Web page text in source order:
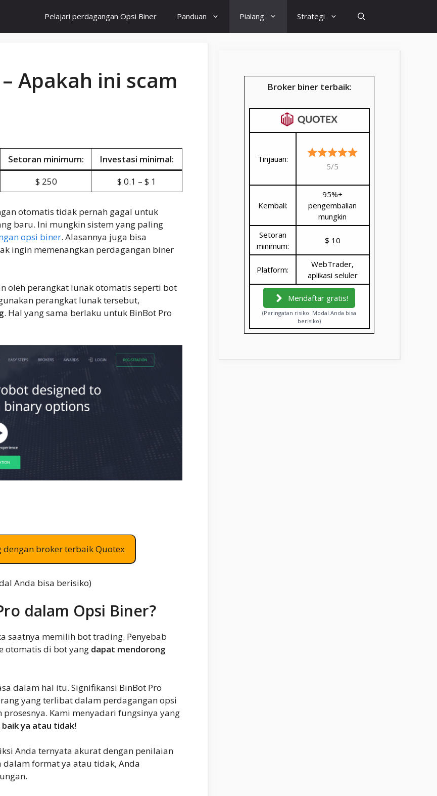
Pelajari perdagangan Opsi Biner Panduan Pialang Strategi
Apakah ini scam
Setoran minimum:
Investasi minimal:
$ 250 $ 0.1 – $ 1
otomatis tidak pernah gagal untuk
baru. Ini mungkin sistem yang paling
opsi biner. Alasannya juga bisa
ingin memenangkan perdagangan biner
oleh perangkat lunak otomatis seperti bot
perangkat lunak tersebut,
. Hal yang sama berlaku untuk BinBot Pro
broker terbaik Quotex
Anda bisa berisiko)
dalam Opsi Biner?
saatnya memilih bot trading. Penyebab
otomatis di bot yang dapat mendorong
dalam hal itu. Signifikansi BinBot Pro
yang terlibat dalam perdagangan opsi
Kami menyadari fungsinya yang
baik ya atau tidak!
Anda ternyata akurat dengan penilaian
format ya atau tidak, Anda
Broker biner terbaik:
Tinjauan:
5/5
Kembali:
95%+
pengembalian
mungkin
Setoran
minimum:
$ 10
Platform:
WebTrader,
aplikasi seluler
Mendaftar gratis!
(Peringatan risiko: Modal Anda bisa
berisiko)